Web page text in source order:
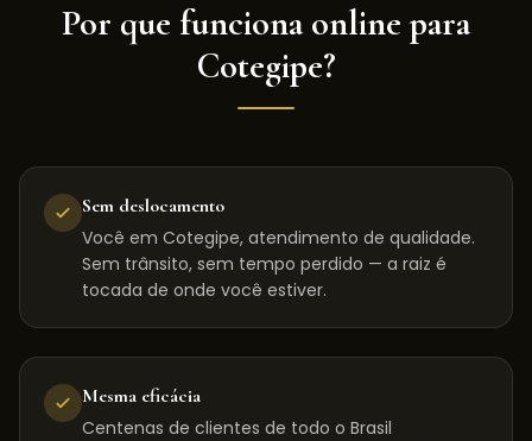
Por que funciona online para
Cotegipe?
Sem deslocamento
Você em Cotegipe, atendimento de qualidade.
Sem trânsito, sem tempo perdido — a raiz é
tocada de onde você estiver.
Mesma eficácia
Centenas de clientes de todo o Brasil